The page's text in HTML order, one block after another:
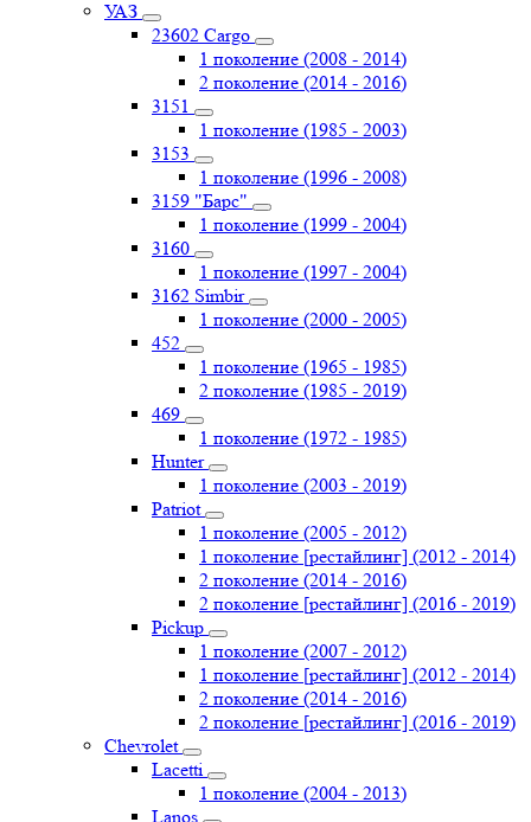
УАЗ
23602 Cargo
1 поколение (2008 - 2014)
2 поколение (2014 - 2016)
3151
1 поколение (1985 - 2003)
3153
1 поколение (1996 - 2008)
3159 "Барс"
1 поколение (1999 - 2004)
3160
1 поколение (1997 - 2004)
3162 Simbir
1 поколение (2000 - 2005)
452
1 поколение (1965 - 1985)
2 поколение (1985 - 2019)
469
1 поколение (1972 - 1985)
Hunter
1 поколение (2003 - 2019)
Patriot
1 поколение (2005 - 2012)
1 поколение [рестайлинг] (2012 - 2014)
2 поколение (2014 - 2016)
2 поколение [рестайлинг] (2016 - 2019)
Pickup
1 поколение (2007 - 2012)
1 поколение [рестайлинг] (2012 - 2014)
2 поколение (2014 - 2016)
2 поколение [рестайлинг] (2016 - 2019)
Chevrolet
Lacetti
1 поколение (2004 - 2013)
Lanos